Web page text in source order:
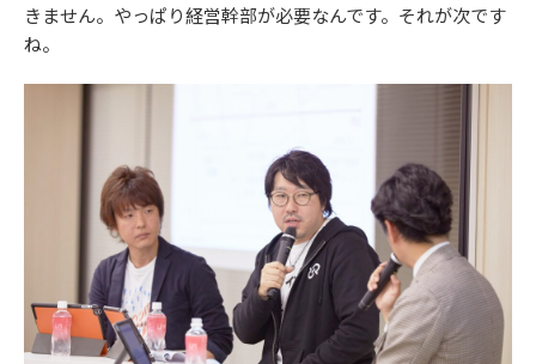
きません。やっぱり経営幹部が必要なんです。それが次です
ね。